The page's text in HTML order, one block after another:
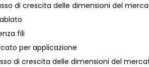
di crescita delle dimensioni del
fili
per applicazione
di crescita delle dimensioni del